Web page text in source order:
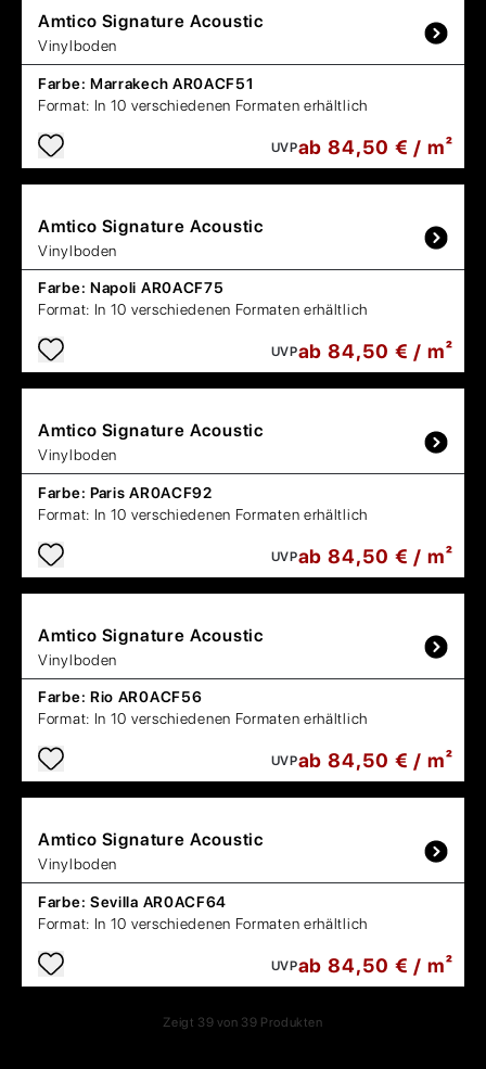
Amtico Signature Acoustic
Vinylboden
Farbe: Marrakech AR0ACF51
Format: In 10 verschiedenen Formaten erhältlich
UVPab 84,50 € / m²
Amtico Signature Acoustic
Vinylboden
Farbe: Napoli AR0ACF75
Format: In 10 verschiedenen Formaten erhältlich
UVPab 84,50 € / m²
Amtico Signature Acoustic
Vinylboden
Farbe: Paris AR0ACF92
Format: In 10 verschiedenen Formaten erhältlich
UVPab 84,50 € / m²
Amtico Signature Acoustic
Vinylboden
Farbe: Rio AR0ACF56
Format: In 10 verschiedenen Formaten erhältlich
UVPab 84,50 € / m²
Amtico Signature Acoustic
Vinylboden
Farbe: Sevilla AR0ACF64
Format: In 10 verschiedenen Formaten erhältlich
UVPab 84,50 € / m²
Zeigt 39 von 39 Produkten